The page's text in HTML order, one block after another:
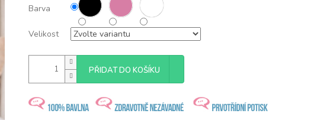
Barva
Velikost
PŘIDAT DO KOŠÍKU